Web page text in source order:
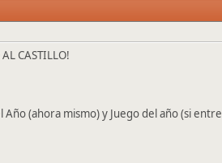
AL CASTILLO!
(ahora mismo) y Juego del año (si